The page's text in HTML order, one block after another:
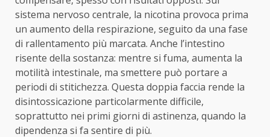
sistema nervoso centrale, la nicotina provoca prima
un aumento della respirazione, seguito da una fase
di rallentamento più marcata. Anche l’intestino
risente della sostanza: mentre si fuma, aumenta la
motilità intestinale, ma smettere può portare a
periodi di stitichezza. Questa doppia faccia rende la
disintossicazione particolarmente difficile,
soprattutto nei primi giorni di astinenza, quando la
dipendenza si fa sentire di più.